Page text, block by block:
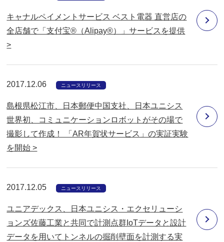
キャナルペイメントサービス ベスト電器 直営店の
全店舗で「支付宝®（Alipay®）」サービスを提供
>
2017.12.06 ニュースリリース
島根県松江市、日本郵便中国支社、日本ユニシス
世界初、コミュニケーションロボットがその場で
撮影して作成！ 「AR年賀状サービス」の実証実験
を開始 >
2017.12.05 ニュースリリース
ユニアデックス、日本ユニシス・エクセリューシ
ョンズ佐藤工業と共同で計測点群IoTデータと設計
データを用いてトンネルの掘削壁面を計測する実